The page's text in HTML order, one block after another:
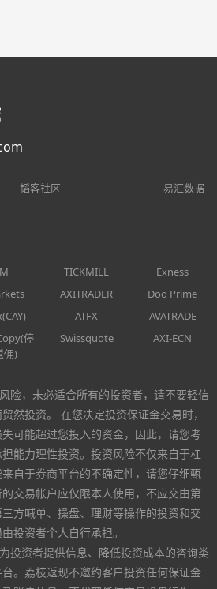
韬客社区 易汇数据
TICKMILL
Exness
AXITRADER
Doo Prime
ATFX
AVATRADE
停
佣)
Swissquote AXI-ECN
险，未必适合所有的投资者，请不要轻信
然投资。 在您决定投资保证金交易时，
可能超过您投入的资金，因此，请您考
能力理性投资。投资风险不仅来自于杠
自于券商平台的不确定性，请您仔细甄
交易帐户应仅限本人使用，不应交由第
方喊单、操盘、理财等操作的投资和交
投资者个人自行承担。
投资者提供信息、降低投资成本的咨询类
。荔枝返现不邀约客户投资任何保证金